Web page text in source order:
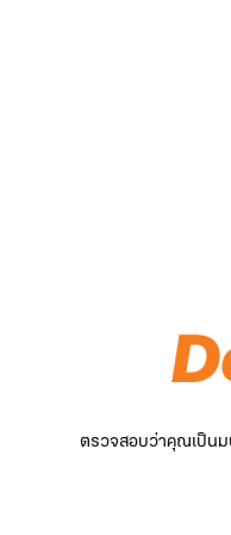
ตรวจสอบว่าคุณเป็นม